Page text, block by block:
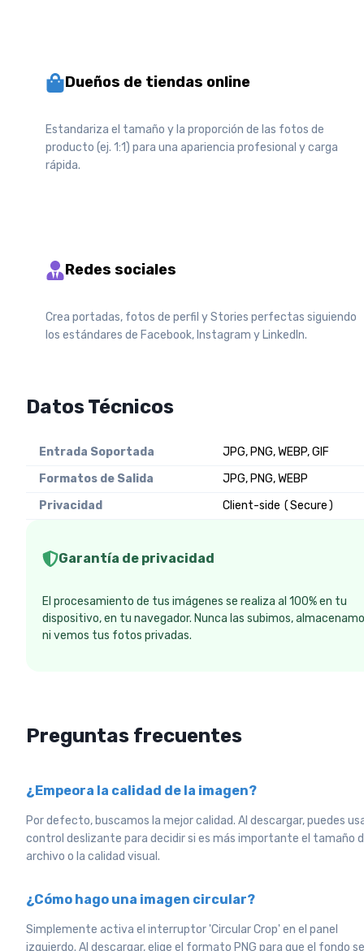
Dueños de tiendas online
Estandariza el tamaño y la proporción de las fotos de
producto (ej. 1:1) para una apariencia profesional y carga
rápida.
Redes sociales
Crea portadas, fotos de perfil y Stories perfectas siguiendo
los estándares de Facebook, Instagram y LinkedIn.
Datos Técnicos
Entrada Soportada
JPG, PNG, WEBP, GIF
Formatos de Salida
JPG, PNG, WEBP
Privacidad
Client-side (Secure)
Garantía de privacidad
El procesamiento de tus imágenes se realiza al 100% en tu
dispositivo, en tu navegador. Nunca las subimos,
ni vemos tus fotos privadas.
Preguntas frecuentes
¿Empeora la calidad de la imagen?
Por defecto, buscamos la mejor calidad. Al descargar, puedes
control deslizante para decidir si es más importante el tamaño
archivo o la calidad visual.
¿Cómo hago una imagen circular?
Simplemente activa el interruptor 'Circular Crop' en el panel
izquierdo. Al descargar, elige el formato PNG para que el fondo se